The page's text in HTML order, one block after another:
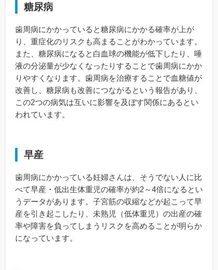
糖尿病
歯周病にかかっていると糖尿病にかかる確率が上が
り、重症化のリスクも高まることがわかっています。
また、糖尿病になると白血球の機能が低下したり、唾
液の分泌量が少なくなったりすることで歯周病にかか
りやすくなります。歯周病を治療することで血糖値が
改善し、糖尿病も改善につながるという報告があり、
この2つの病気は互いに影響を及ぼす関係にあるとい
われています。
早産
歯周病にかかっている妊婦さんは、そうでない人に比
べて早産・低出生体重児の確率が約2～4倍になるとい
うデータがあります。子宮筋の収縮などが起こって早
産を引き起こしたり、未熟児（低体重児）の出産の確
率や障害を負ってしまうリスクを高めることが明らか
になっています。